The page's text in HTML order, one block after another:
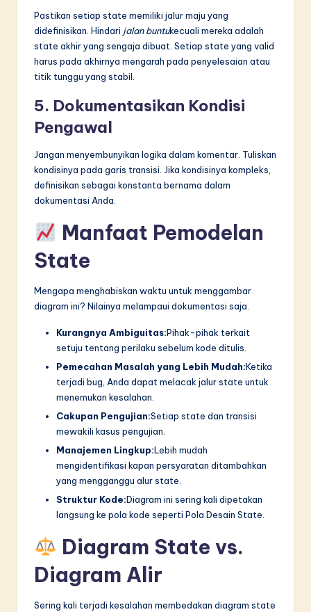
Pastikan setiap state memiliki jalur maju yang
didefinisikan. Hindari jalan buntukecuali mereka adalah
state akhir yang sengaja dibuat. Setiap state yang valid
harus pada akhirnya mengarah pada penyelesaian atau
titik tunggu yang stabil.
5. Dokumentasikan Kondisi
Pengawal
Jangan menyembunyikan logika dalam komentar. Tuliskan
kondisinya pada garis transisi. Jika kondisinya kompleks,
definisikan sebagai konstanta bernama dalam
dokumentasi Anda.
Manfaat Pemodelan
State
Mengapa menghabiskan waktu untuk menggambar
diagram ini? Nilainya melampaui dokumentasi saja.
Kurangnya Ambiguitas:Pihak-pihak terkait
setuju tentang perilaku sebelum kode ditulis.
Pemecahan Masalah yang Lebih Mudah:Ketika
terjadi bug, Anda dapat melacak jalur state untuk
menemukan kesalahan.
Cakupan Pengujian:Setiap state dan transisi
mewakili kasus pengujian.
Manajemen Lingkup:Lebih mudah
mengidentifikasi kapan persyaratan ditambahkan
yang mengganggu alur state.
Struktur Kode:Diagram ini sering kali dipetakan
langsung ke pola kode seperti Pola Desain State.
Diagram State vs.
Diagram Alir
Sering kali terjadi kesalahan membedakan diagram state